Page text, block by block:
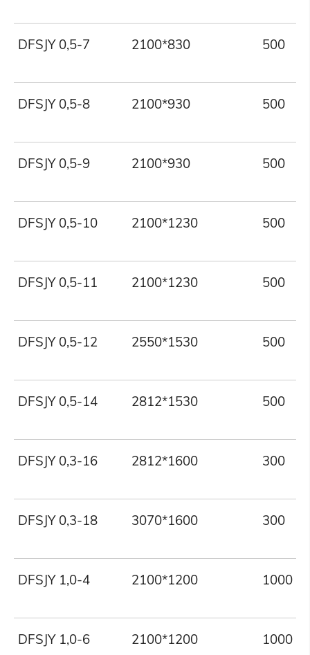
DFSJY 0,5-7 2100*830 500
DFSJY 0,5-8 2100*930 500
DFSJY 0,5-9 2100*930 500
DFSJY 0,5-10 2100*1230 500
DFSJY 0,5-11 2100*1230 500
DFSJY 0,5-12 2550*1530 500
DFSJY 0,5-14 2812*1530 500
DFSJY 0,3-16 2812*1600 300
DFSJY 0,3-18 3070*1600 300
DFSJY 1,0-4 2100*1200 1000
DFSJY 1,0-6 2100*1200 1000